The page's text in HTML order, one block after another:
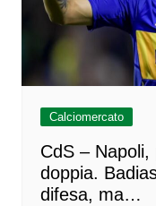
Calciomercato
CdS –
doppia.
difesa, ma…